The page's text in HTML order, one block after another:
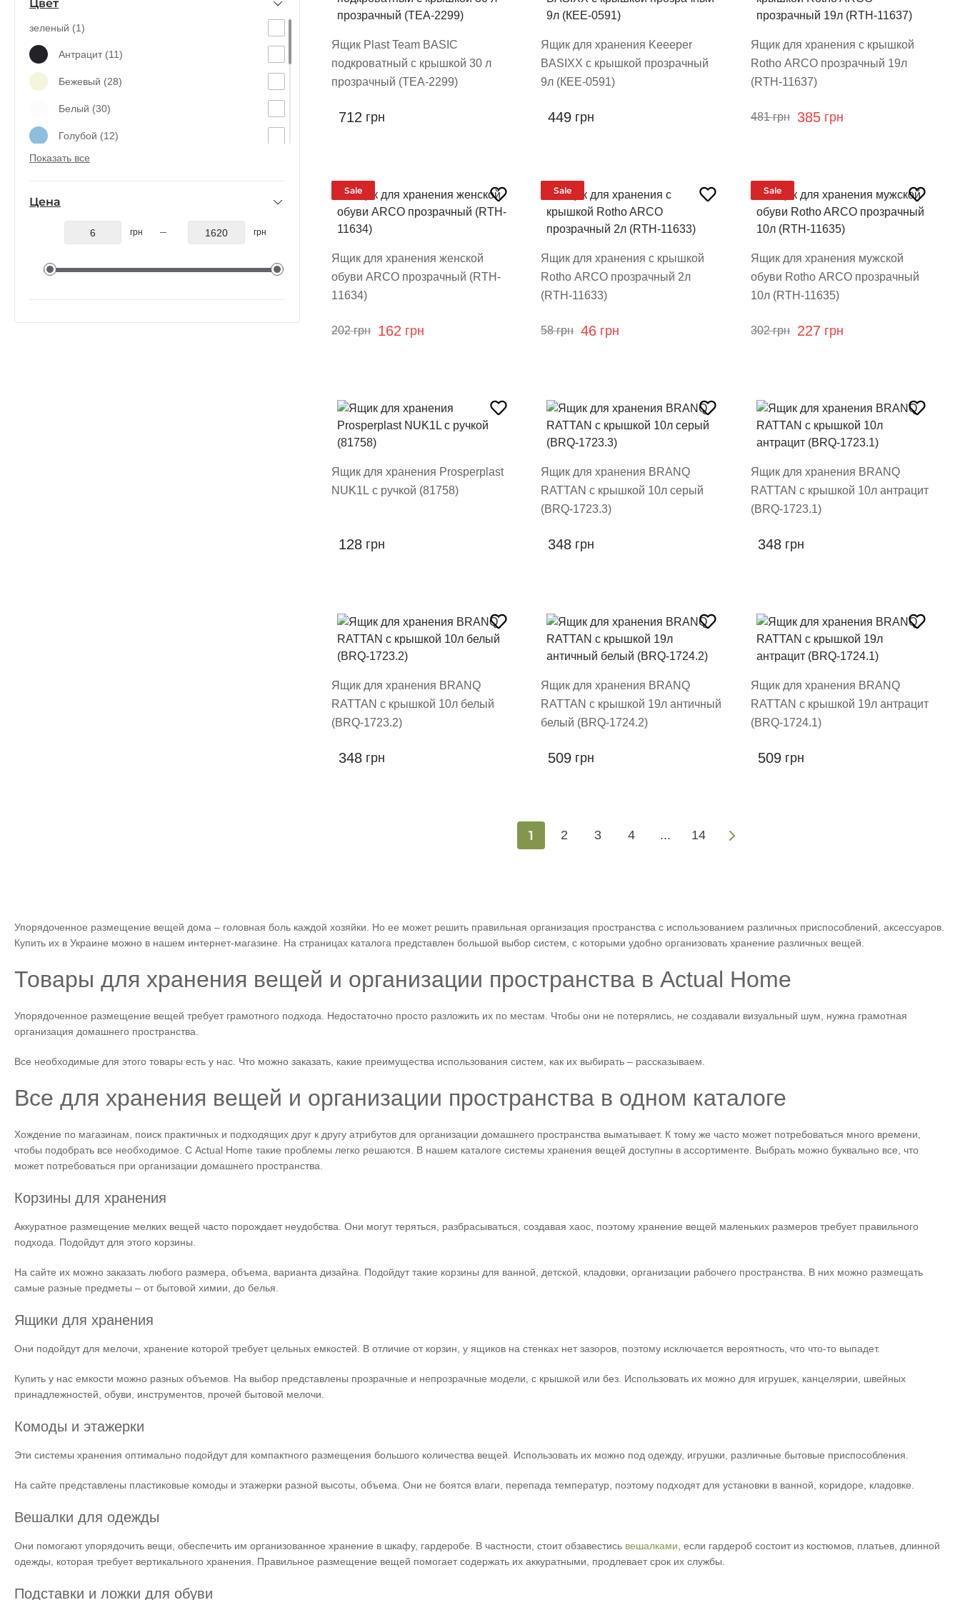
Franz (3)
Jonas (6)
ARCO (5)
Hippo (1)
LOFT (6)
Цвет
зеленый (1)
Антрацит (11)
Бежевый (28)
Белый (30)
Голубой (12)
Коричневый (9)
Розовый (34)
Салатовый (2)
Серый (46)
Синий (2)
Показать все
Цена
грн грн
Ящик Plast Team BASIC
подкроватный с крышкой 30 л
прозрачный (TEA-2299)
712 грн
Ящик для хранения Keeeper
BASIXX с крышкой прозрачный
9л (КЕЕ-0591)
449 грн
Ящик для хранения с крышкой
Rotho ARCO прозрачный 19л
(RTH-11637)
481 грн 385 грн
Sale
Ящик для хранения женской
обуви ARCO прозрачный (RTH-
11634)
202 грн 162 грн
Sale
Ящик для хранения с крышкой
Rotho ARCO прозрачный 2л
(RTH-11633)
58 грн 46 грн
Sale
Ящик для хранения мужской
обуви Rotho ARCO прозрачный
10л (RTH-11635)
302 грн 227 грн
Ящик для хранения Prosperplast
NUK1L с ручкой (81758)
128 грн
Ящик для хранения BRANQ
RATTAN с крышкой 10л серый
(BRQ-1723.3)
348 грн
Ящик для хранения BRANQ
RATTAN с крышкой 10л антрацит
(BRQ-1723.1)
348 грн
Ящик для хранения BRANQ
RATTAN с крышкой 10л белый
(BRQ-1723.2)
348 грн
Ящик для хранения BRANQ
RATTAN с крышкой 19л античный
белый (BRQ-1724.2)
509 грн
Ящик для хранения BRANQ
RATTAN с крышкой 19л антрацит
(BRQ-1724.1)
509 грн
1 2 3 4 ... 14
Упорядоченное размещение вещей дома – головная боль каждой хозяйки. Но ее может решить правильная организация пространства с использованием различных приспособлений, аксессуаров.
Купить их в Украине можно в нашем интернет-магазине. На страницах каталога представлен большой выбор систем, с которыми удобно организовать хранение различных вещей.
Товары для хранения вещей и организации пространства в Actual Home
Упорядоченное размещение вещей требует грамотного подхода. Недостаточно просто разложить их по местам. Чтобы они не потерялись, не создавали визуальный шум, нужна грамотная
организация домашнего пространства.
Все необходимые для этого товары есть у нас. Что можно заказать, какие преимущества использования систем, как их выбирать – рассказываем.
Все для хранения вещей и организации пространства в одном каталоге
Хождение по магазинам, поиск практичных и подходящих друг к другу атрибутов для организации домашнего пространства выматывает. К тому же часто может потребоваться много времени,
чтобы подобрать все необходимое. С Actual Home такие проблемы легко решаются. В нашем каталоге системы хранения вещей доступны в ассортименте. Выбрать можно буквально все, что
может потребоваться при организации домашнего пространства.
Корзины для хранения
Аккуратное размещение мелких вещей часто порождает неудобства. Они могут теряться, разбрасываться, создавая хаос, поэтому хранение вещей маленьких размеров требует правильного
подхода. Подойдут для этого корзины.
На сайте их можно заказать любого размера, объема, варианта дизайна. Подойдут такие корзины для ванной, детской, кладовки, организации рабочего пространства. В них можно размещать
самые разные предметы – от бытовой химии, до белья.
Ящики для хранения
Они подойдут для мелочи, хранение которой требует цельных емкостей. В отличие от корзин, у ящиков на стенках нет зазоров, поэтому исключается вероятность, что что-то выпадет.
Купить у нас емкости можно разных объемов. На выбор представлены прозрачные и непрозрачные модели, с крышкой или без. Использовать их можно для игрушек, канцелярии, швейных
принадлежностей, обуви, инструментов, прочей бытовой мелочи.
Комоды и этажерки
Эти системы хранения оптимально подойдут для компактного размещения большого количества вещей. Использовать их можно под одежду, игрушки, различные бытовые приспособления.
На сайте представлены пластиковые комоды и этажерки разной высоты, объема. Они не боятся влаги, перепада температур, поэтому подходят для установки в ванной, коридоре, кладовке.
Вешалки для одежды
Они помогают упорядочить вещи, обеспечить им организованное хранение в шкафу, гардеробе. В частности, стоит обзавестись вешалками , если гардероб состоит из костюмов, платьев, длинной
одежды, которая требует вертикального хранения. Правильное размещение вещей помогает содержать их аккуратными, продлевает срок их службы.
Подставки и ложки для обуви